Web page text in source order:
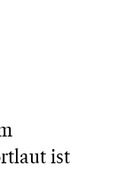
ist